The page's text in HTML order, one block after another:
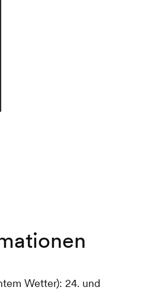
Wetter): 24. und